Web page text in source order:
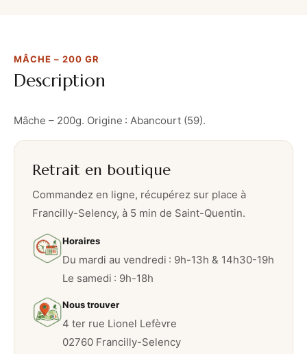
MÂCHE – 200 GR
Description
Mâche – 200g. Origine : Abancourt (59).
Retrait en boutique
Commandez en ligne, récupérez sur place à
Francilly-Selency, à 5 min de Saint-Quentin.
Horaires
Du mardi au vendredi : 9h-13h & 14h30-19h
Le samedi : 9h-18h
Nous trouver
4 ter rue Lionel Lefèvre
02760 Francilly-Selency